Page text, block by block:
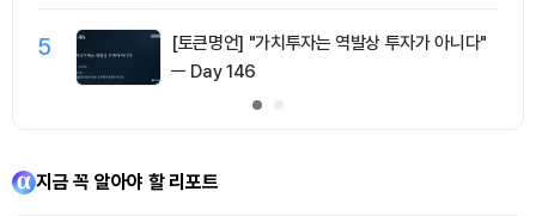
5
[토큰명언] "가치투자는 역발상 투자가 아니다"
ㅡ Day 146
지금 꼭 알아야 할 리포트